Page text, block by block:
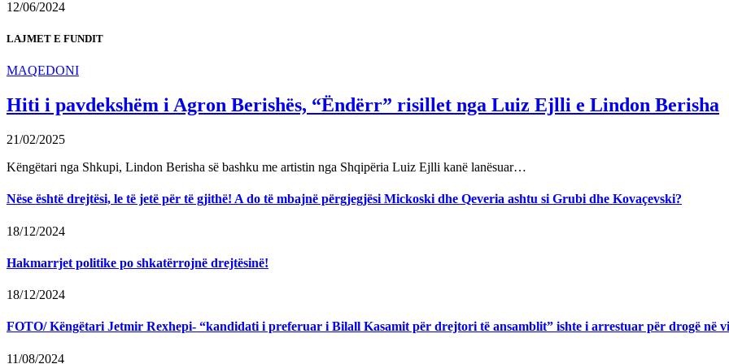
12/06/2024
LAJMET E FUNDIT
MAQEDONI
Hiti i pavdekshëm i Agron Berishës, “Ëndërr” risillet nga Luiz Ejlli e Lindon Berisha
21/02/2025
Këngëtari nga Shkupi, Lindon Berisha së bashku me artistin nga Shqipëria Luiz Ejlli kanë lanësuar…
Nëse është drejtësi, le të jetë për të gjithë! A do të mbajnë përgjegjësi Mickoski dhe Qeveria ashtu si Grubi dhe Kovaçevski?
18/12/2024
Hakmarrjet politike po shkatërrojnë drejtësinë!
18/12/2024
FOTO/ Këngëtari Jetmir Rexhepi- “kandidati i preferuar i Bilall Kasamit për drejtori të ansamblit” ishte i arrestuar për drogë në
11/08/2024